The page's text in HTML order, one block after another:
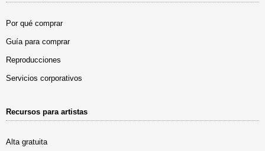
Por qué comprar
Guía para comprar
Reproducciones
Servicios corporativos
Recursos para artistas
Alta gratuita